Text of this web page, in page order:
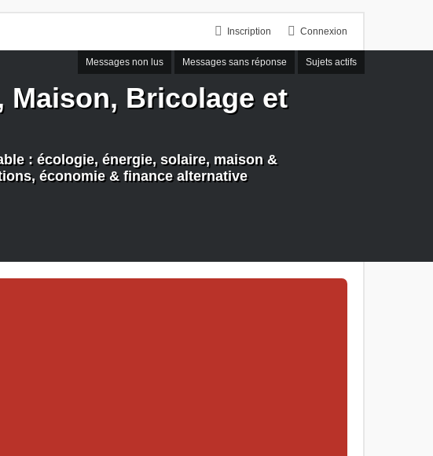
Connexion
Inscription
Messages non lus Messages sans réponse Sujets actifs
Maison, Bricolage et
: écologie, énergie, solaire, maison &
économie & finance alternative